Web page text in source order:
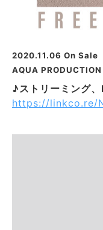
2020.11.06 On Sale
AQUA
♪ストリーミング
https://linkco.re/